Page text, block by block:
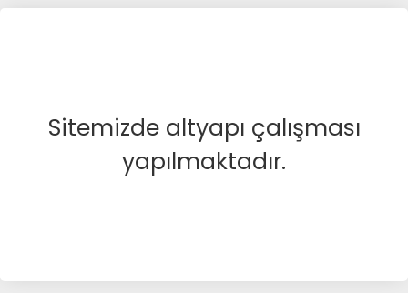
Sitemizde altyapı çalışması
yapılmaktadır.